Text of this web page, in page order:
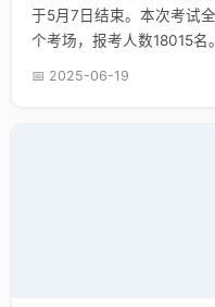
于5月7日结束。本次考试
个考场，报考人数18015名
各考点采取“人防加技防”
📅 2025-06-19